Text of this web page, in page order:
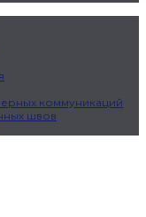
коммуникаций
швов